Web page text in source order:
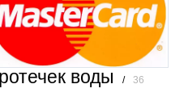
воды /
36